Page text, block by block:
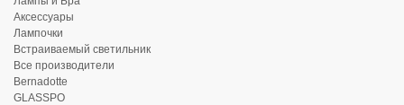
Аксессуары
Лампочки
Встраиваемый светильник
Все производители
Bernadotte
GLASSPO